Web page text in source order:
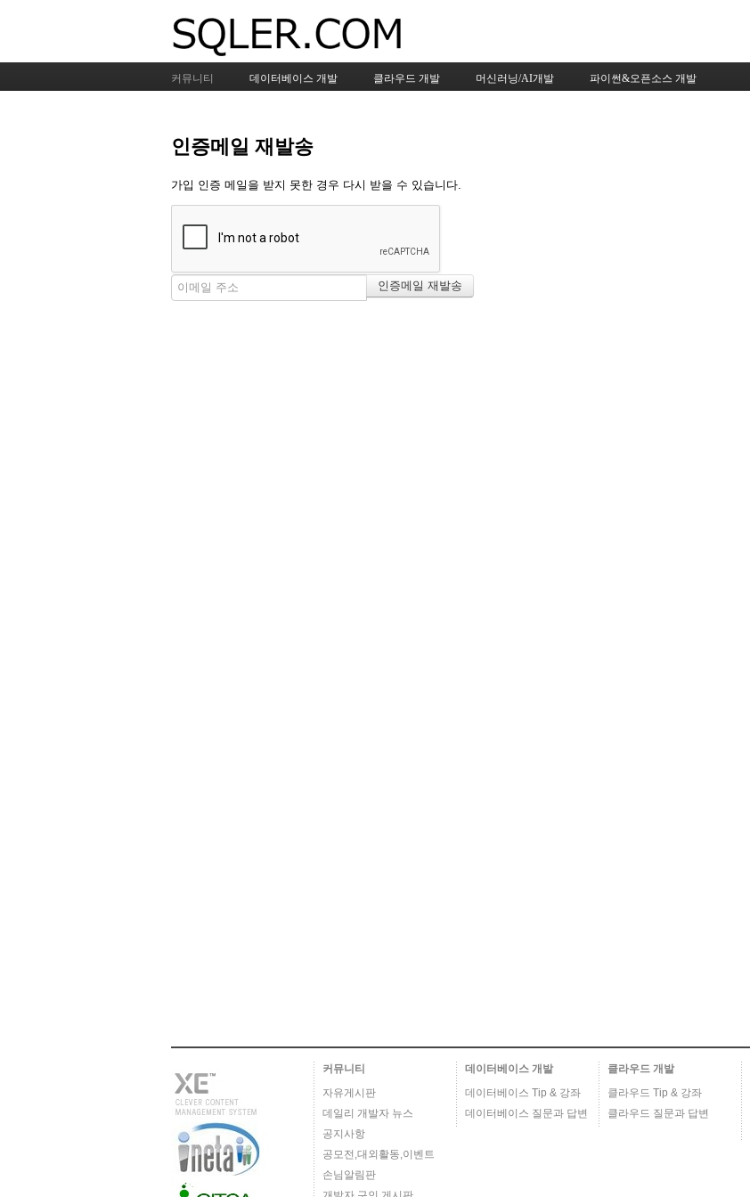
커뮤니티 데이터베이스 개발 클라우드 개발 머신러닝/AI개발 파이썬&오픈소스 개발
인증메일 재발송
가입 인증 메일을 받지 못한 경우 다시 받을 수 있습니다.
커뮤니티
자유게시판
데일리 개발자 뉴스
공지사항
공모전,대외활동,이벤트
손님알림판
데이터베이스 개발
데이터베이스 Tip & 강좌
데이터베이스 질문과 답변
클라우드 개발
클라우드 Tip & 강좌
클라우드 질문과 답변